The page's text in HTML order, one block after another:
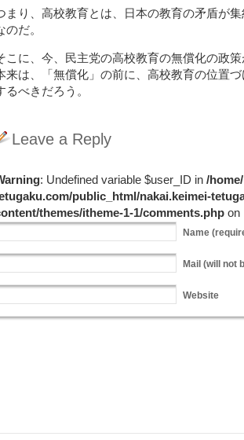
まり、高校教育とは、日本の教育の矛盾が
のだ。
こに、今、民主党の高校教育の無償化の政
来は、「無償化」の前に、高校教育の位置
るべきだろう。
Leave a Reply
: Undefined variable $user_ID in /
public_html/nakai.keimei-
themes/itheme-1-1/comments.php on
Name
Mail (will not
Website